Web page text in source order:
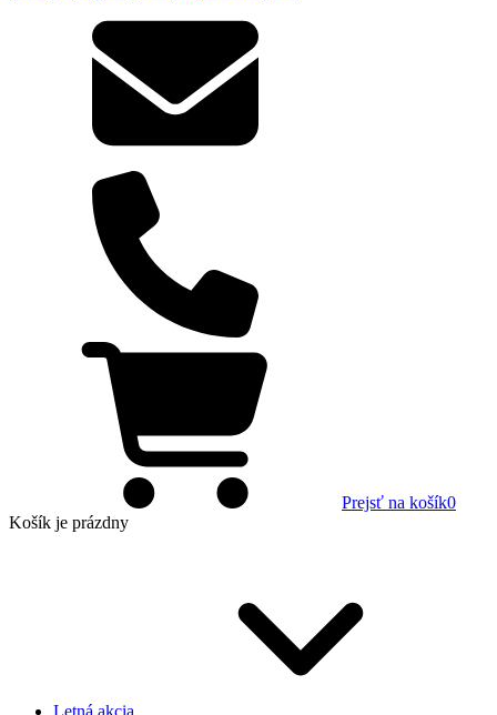
Prejsť na košík0
Košík je prázdny
Letná akcia